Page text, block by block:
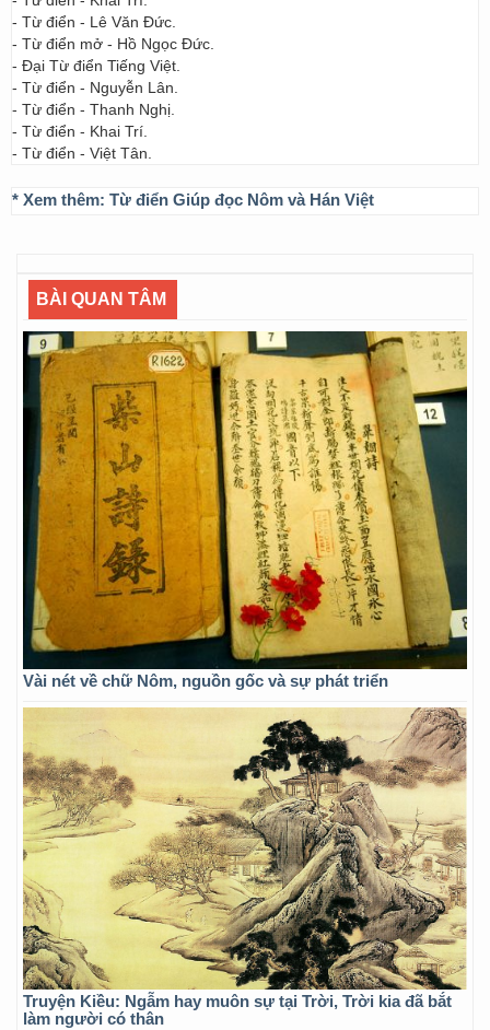
- Từ điển - Lê Văn Đức.
- Từ điển mở - Hồ Ngọc Đức.
- Đại Từ điển Tiếng Việt.
- Từ điển - Nguyễn Lân.
- Từ điển - Thanh Nghị.
- Từ điển - Khai Trí.
- Từ điển - Việt Tân.
* Xem thêm: Từ điển Giúp đọc Nôm và Hán Việt
BÀI QUAN TÂM
Vài nét về chữ Nôm, nguồn gốc và sự phát triển
Truyện Kiều: Ngẫm hay muôn sự tại Trời, Trời kia đã bắt
làm người có thân